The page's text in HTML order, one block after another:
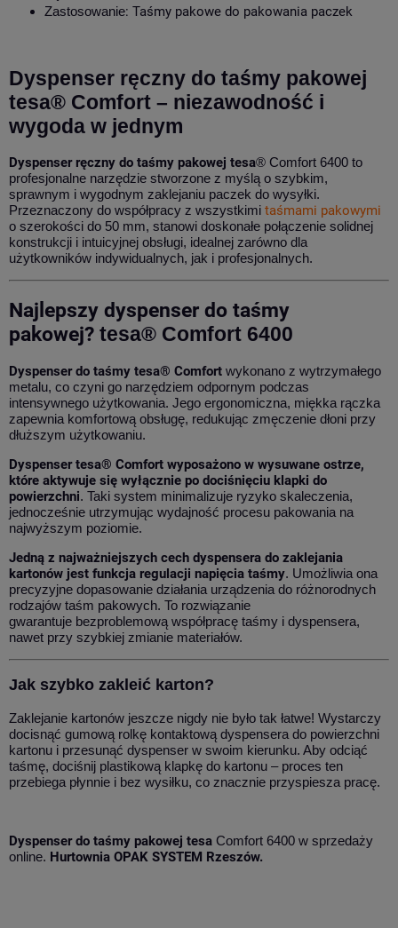
Zastosowanie: Taśmy pakowe do pakowania paczek
Dyspenser ręczny do taśmy pakowej
tesa® Comfort – niezawodność i
wygoda w jednym
Dyspenser ręczny do taśmy pakowej tesa® Comfort 6400 to
profesjonalne narzędzie stworzone z myślą o szybkim,
sprawnym i wygodnym zaklejaniu paczek do wysyłki.
Przeznaczony do współpracy z wszystkimi taśmami pakowymi
o szerokości do 50 mm, stanowi doskonałe połączenie solidnej
konstrukcji i intuicyjnej obsługi, idealnej zarówno dla
użytkowników indywidualnych, jak i profesjonalnych.
Najlepszy dyspenser do taśmy
pakowej? tesa® Comfort 6400
Dyspenser do taśmy tesa® Comfort wykonano z wytrzymałego
metalu, co czyni go narzędziem odpornym podczas
intensywnego użytkowania. Jego ergonomiczna, miękka rączka
zapewnia komfortową obsługę, redukując zmęczenie dłoni przy
dłuższym użytkowaniu.
Dyspenser tesa® Comfort wyposażono w wysuwane ostrze,
które aktywuje się wyłącznie po dociśnięciu klapki do
powierzchni. Taki system minimalizuje ryzyko skaleczenia,
jednocześnie utrzymując wydajność procesu pakowania na
najwyższym poziomie.
Jedną z najważniejszych cech dyspensera do zaklejania
kartonów jest funkcja regulacji napięcia taśmy. Umożliwia ona
precyzyjne dopasowanie działania urządzenia do różnorodnych
rodzajów taśm pakowych. To rozwiązanie
gwarantuje bezproblemową współpracę taśmy i dyspensera,
nawet przy szybkiej zmianie materiałów.
Jak szybko zakleić karton?
Zaklejanie kartonów jeszcze nigdy nie było tak łatwe! Wystarczy
docisnąć gumową rolkę kontaktową dyspensera do powierzchni
kartonu i przesunąć dyspenser w swoim kierunku. Aby odciąć
taśmę, dociśnij plastikową klapkę do kartonu – proces ten
przebiega płynnie i bez wysiłku, co znacznie przyspiesza pracę.
Dyspenser do taśmy pakowej tesa Comfort 6400 w sprzedaży
online. Hurtownia OPAK SYSTEM Rzeszów.